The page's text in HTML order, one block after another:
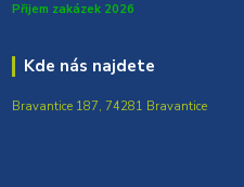
Přijem zakázek 2026
Kde nás najdete
Bravantice 187, 74281 Bravantice